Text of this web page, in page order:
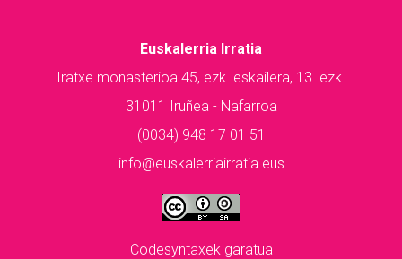
Euskalerria Irratia
Iratxe monasterioa 45, ezk. eskailera, 13. ezk.
31011 Iruñea - Nafarroa
(0034) 948 17 01 51
info@euskalerriairratia.eus
Codesyntaxek garatua